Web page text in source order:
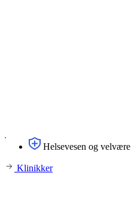
Helsevesen og velvære
Klinikker